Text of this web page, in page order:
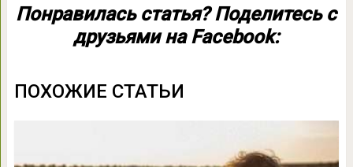
Понравилась статья? Поделитесь с
друзьями на Facebook:
ПОХОЖИЕ СТАТЬИ